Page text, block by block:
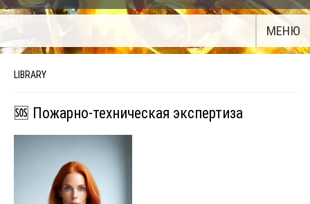
МЕНЮ
LIBRARY
🆘 Пожарно-техническая экспертиза